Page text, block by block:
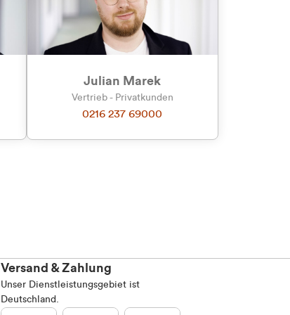
Marketing
Julian Marek
Vertrieb - Privatkunden
0216 237 69000
Versand & Zahlung
Unser Dienstleistungsgebiet ist
Deutschland.